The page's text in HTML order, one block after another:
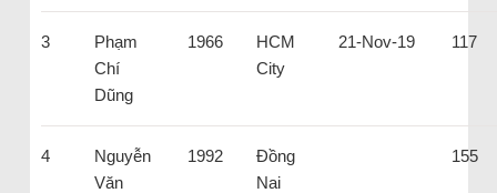
3
Phạm
Chí
Dũng
1966
HCM
City
21-Nov-19 117
4
Nguyễn
Văn
1992
Đồng
Nai
155